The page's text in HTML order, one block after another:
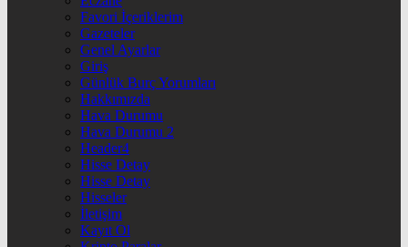
Favori İçeriklerim
Gazeteler
Genel Ayarlar
Giriş
Günlük Burç Yorumları
Hakkımızda
Hava Durumu
Hava Durumu 2
Header4
Hisse Detay
Hisse Detay
Hisseler
İletişim
Kayıt Ol